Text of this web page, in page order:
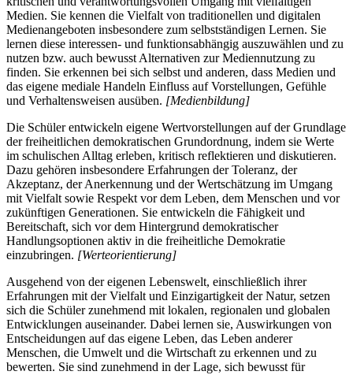
Medien. Sie kennen die Vielfalt von traditionellen und digitalen
Medienangeboten insbesondere zum selbstständigen Lernen. Sie
lernen diese interessen- und funktionsabhängig auszuwählen und zu
nutzen bzw. auch bewusst Alternativen zur Mediennutzung zu
finden. Sie erkennen bei sich selbst und anderen, dass Medien und
das eigene mediale Handeln Einfluss auf Vorstellungen, Gefühle
und Verhaltensweisen ausüben. [Medienbildung]
Die Schüler entwickeln eigene Wertvorstellungen auf der Grundlage
der freiheitlichen demokratischen Grundordnung, indem sie Werte
im schulischen Alltag erleben, kritisch reflektieren und diskutieren.
Dazu gehören insbesondere Erfahrungen der Toleranz, der
Akzeptanz, der Anerkennung und der Wertschätzung im Umgang
mit Vielfalt sowie Respekt vor dem Leben, dem Menschen und vor
zukünftigen Generationen. Sie entwickeln die Fähigkeit und
Bereitschaft, sich vor dem Hintergrund demokratischer
Handlungsoptionen aktiv in die freiheitliche Demokratie
einzubringen. [Werteorientierung]
Ausgehend von der eigenen Lebenswelt, einschließlich ihrer
Erfahrungen mit der Vielfalt und Einzigartigkeit der Natur, setzen
sich die Schüler zunehmend mit lokalen, regionalen und globalen
Entwicklungen auseinander. Dabei lernen sie, Auswirkungen von
Entscheidungen auf das eigene Leben, das Leben anderer
Menschen, die Umwelt und die Wirtschaft zu erkennen und zu
bewerten. Sie sind zunehmend in der Lage, sich bewusst für